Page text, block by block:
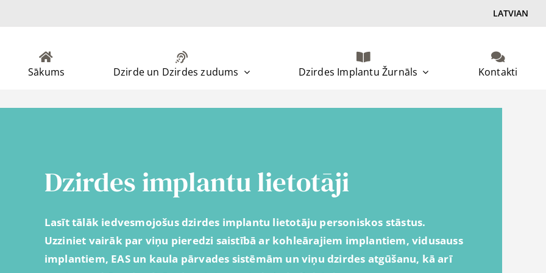
LATVIAN
Sākums Dzirde un Dzirdes zudums Dzirdes Implantu Žurnāls Kontakti
Dzirdes implantu lietotāji
Lasīt tālāk iedvesmojošus dzirdes implantu lietotāju personiskos stāstus.
Uzziniet vairāk par viņu pieredzi saistībā ar kohleārajiem implantiem, vidusauss
implantiem, EAS un kaula pārvades sistēmām un viņu dzirdes atgūšanu, kā arī